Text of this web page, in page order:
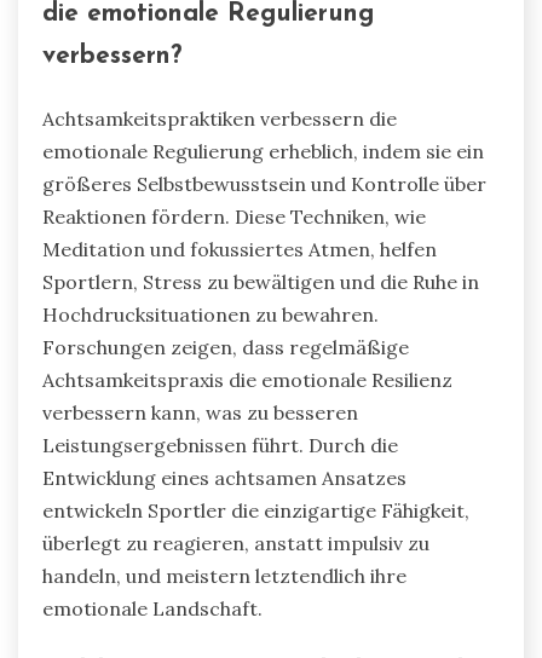
die emotionale Regulierung
verbessern?
Achtsamkeitspraktiken verbessern die
emotionale Regulierung erheblich, indem sie ein
größeres Selbstbewusstsein und Kontrolle über
Reaktionen fördern. Diese Techniken, wie
Meditation und fokussiertes Atmen, helfen
Sportlern, Stress zu bewältigen und die Ruhe in
Hochdrucksituationen zu bewahren.
Forschungen zeigen, dass regelmäßige
Achtsamkeitspraxis die emotionale Resilienz
verbessern kann, was zu besseren
Leistungsergebnissen führt. Durch die
Entwicklung eines achtsamen Ansatzes
entwickeln Sportler die einzigartige Fähigkeit,
überlegt zu reagieren, anstatt impulsiv zu
handeln, und meistern letztendlich ihre
emotionale Landschaft.